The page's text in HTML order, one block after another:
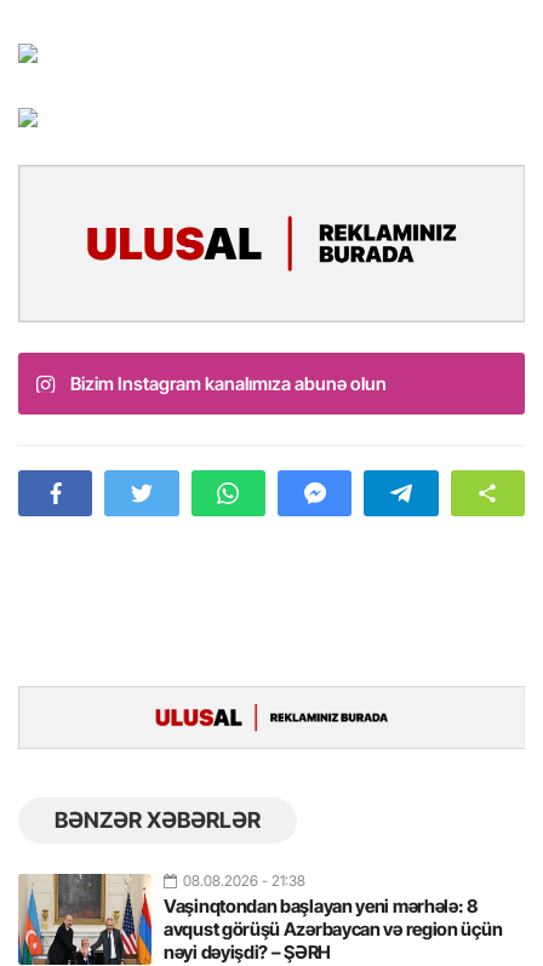
Bizim Instagram kanalımıza abunə olun
BƏNZƏR XƏBƏRLƏR
08.08.2026 - 21:38
Vaşinqtondan başlayan yeni mərhələ: 8
avqust görüşü Azərbaycan və region üçün
nəyi dəyişdi? – ŞƏRH